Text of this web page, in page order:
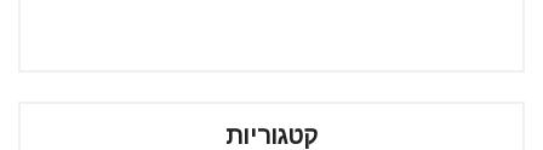
קטגוריות